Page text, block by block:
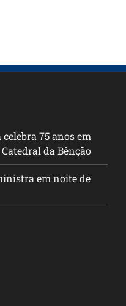
75 anos em
da Bênção
em noite de